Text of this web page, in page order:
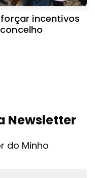
incentivos
Newsletter
do Minho